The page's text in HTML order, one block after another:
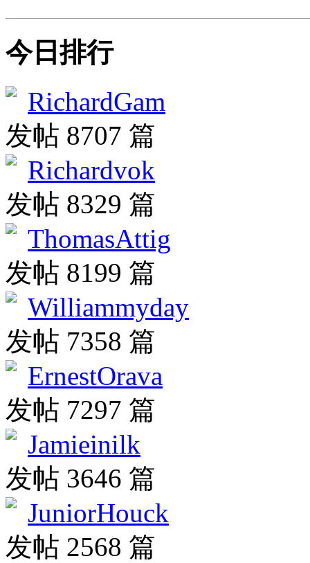
今日排行
RichardGam
发帖 8707 篇
Richardvok
发帖 8329 篇
ThomasAttig
发帖 8199 篇
Williammyday
发帖 7358 篇
ErnestOrava
发帖 7297 篇
Jamieinilk
发帖 3646 篇
JuniorHouck
发帖 2568 篇